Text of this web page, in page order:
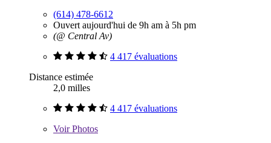
(614) 478-6612
Ouvert aujourd'hui de 9h am à 5h pm
(@ Central Av)
4 417 évaluations
Distance estimée
2,0 milles
4 417 évaluations
VoirPhotos